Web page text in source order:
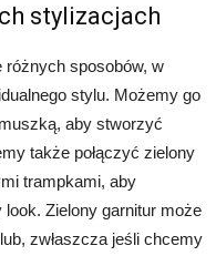
stylizacjach
różnych sposobów, w
stylu. Możemy go
aby stworzyć
także połączyć zielony
trampkami, aby
Zielony garnitur może
zwłaszcza jeśli chcemy